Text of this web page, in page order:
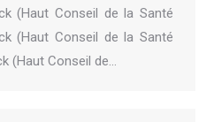
(Haut Conseil de la Santé
(Haut Conseil de la Santé
(Haut Conseil de…